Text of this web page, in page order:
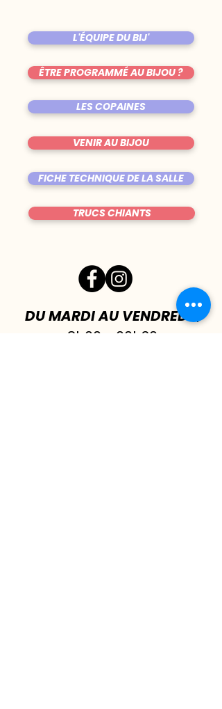
L'ÉQUIPE DU BIJ'
ÊTRE PROGRAMMÉ AU BIJOU ?
LES COPAINES
VENIR AU BIJOU
FICHE TECHNIQUE DE LA SALLE
TRUCS CHIANTS
DU MARDI AU VENDREDI |
8h00 - 00h30